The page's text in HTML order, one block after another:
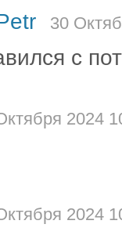
30
с
2024
2024